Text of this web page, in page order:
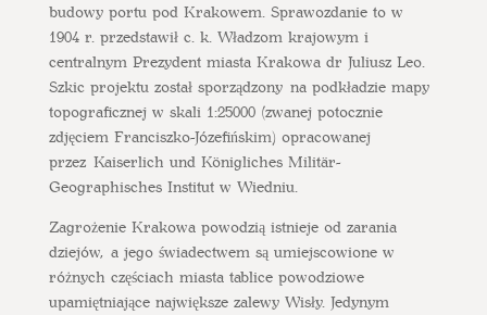
budowy portu pod Krakowem. Sprawozdanie to w
1904 r. przedstawił c. k. Władzom krajowym i
centralnym Prezydent miasta Krakowa dr Juliusz Leo.
Szkic projektu został sporządzony na podkładzie mapy
topograficznej w skali 1:25000 (zwanej potocznie
zdjęciem Franciszko-Józefińskim) opracowanej
przez Kaiserlich und Königliches Militär-
Geographisches Institut w Wiedniu.
Zagrożenie Krakowa powodzią istnieje od zarania
dziejów, a jego świadectwem są umiejscowione w
różnych częściach miasta tablice powodziowe
upamiętniające największe zalewy Wisły. Jedynym